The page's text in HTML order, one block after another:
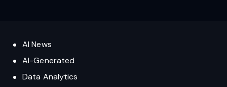
AI News
AI-Generated
Data Analytics